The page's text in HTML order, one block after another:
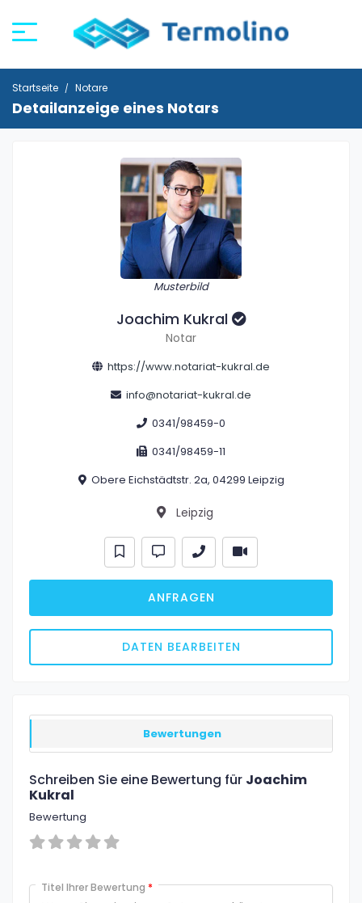
Startseite Notare
Detailanzeige eines Notars
Musterbild
Joachim Kukral
Notar
https://www.notariat-kukral.de
info@notariat-kukral.de
0341/98459-0
0341/98459-11
Obere Eichstädtstr. 2a, 04299 Leipzig
Leipzig
ANFRAGEN
DATEN BEARBEITEN
Bewertungen
Schreiben Sie eine Bewertung für Joachim
Kukral
Bewertung
Titel Ihrer Bewertung *